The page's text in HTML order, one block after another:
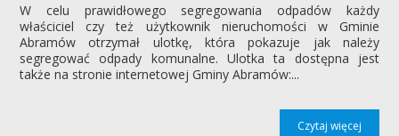
W celu prawidłowego segregowania odpadów każdy
właściciel czy też użytkownik nieruchomości w Gminie
Abramów otrzymał ulotkę, która pokazuje jak należy
segregować odpady komunalne. Ulotka ta dostępna jest
także na stronie internetowej Gminy Abramów:...
Czytaj więcej